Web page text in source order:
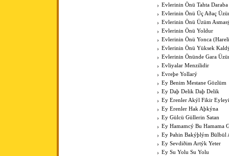
Evlerinin Önü Tahta Daraba
Evlerinin Önü Üç Aðaç
Evlerinin Önü Üzüm
Evlerinin Önü Yoldur
Evlerinin Önü Yonca
Evlerinin Önü Yüksek
Evlerinin Önünde Gara
Evliyalar Menzilidir
Evreþe Yollarý
Ey Benim Mestane Gözlüm
Ey Daþ Delik Daþ Delik
Ey Erenler Akýl Fikir
Ey Erenler Hak Aþkýna
Ey Gülcü Güllerin Satan
Ey Hamamcý Bu Hamama
Ey Þahin Bakýþlým Bülbül
Ey Sevdiðim Artýk Yeter
Ey Su Yolu Su Yolu